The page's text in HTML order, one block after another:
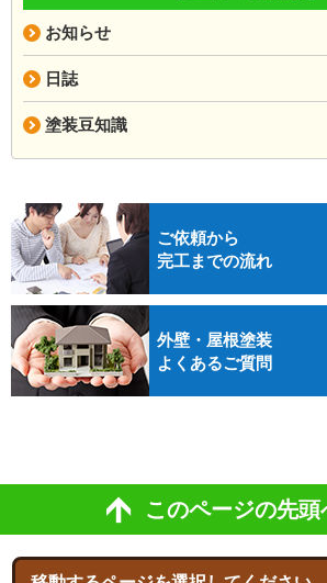
お知らせ
日誌
塗装豆知識
ご依頼から
完工までの流れ
外壁・屋根塗装
よくあるご質問
このページの先頭